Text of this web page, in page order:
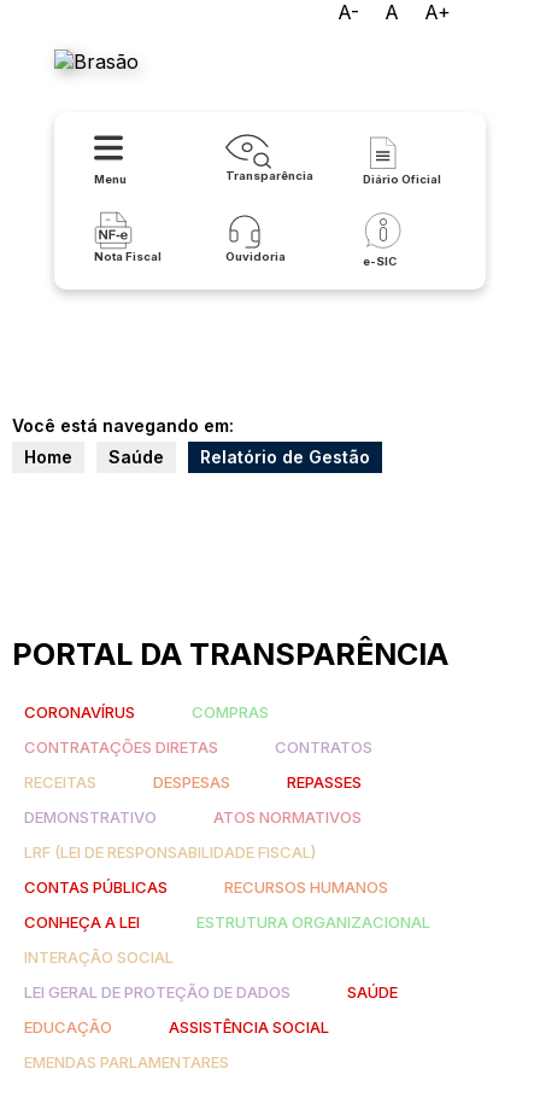
A- A A+
Menu Transparência Diário Oficial
Nota Fiscal Ouvidoria e-SIC
Você está navegando em:
Home
Saúde Relatório de Gestão
PORTAL DA TRANSPARÊNCIA
CORONAVÍRUS
COMPRAS
CONTRATAÇÕES DIRETAS
CONTRATOS
RECEITAS
DESPESAS
REPASSES
DEMONSTRATIVO
ATOS NORMATIVOS
LRF (LEI DE RESPONSABILIDADE FISCAL)
CONTAS PÚBLICAS
RECURSOS HUMANOS
CONHEÇA A LEI
ESTRUTURA ORGANIZACIONAL
INTERAÇÃO SOCIAL
LEI GERAL DE PROTEÇÃO DE DADOS
SAÚDE
EDUCAÇÃO
ASSISTÊNCIA SOCIAL
EMENDAS PARLAMENTARES